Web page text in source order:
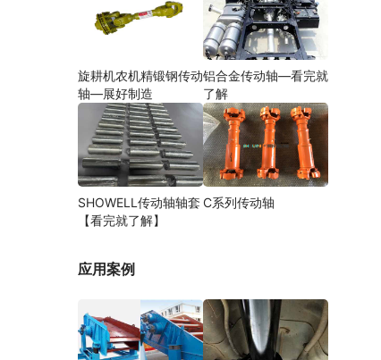
旋耕机农机精锻钢传动
轴—展好制造
铝合金传动轴—看完就
了解
SHOWELL传动轴轴套
【看完就了解】
C系列传动轴
应用案例